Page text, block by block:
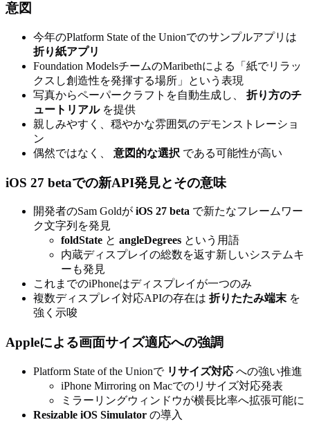
意図
今年のPlatform State of the Unionでのサンプルアプリは
折り紙アプリ
Foundation ModelsチームのMaribethによる「紙でリラッ
クスし創造性を発揮する場所」という表現
写真からペーパークラフトを自動生成し、 折り方のチ
ュートリアルを提供
親しみやすく、穏やかな雰囲気のデモンストレーショ
ン
偶然ではなく、 意図的な選択 である可能性が高い
iOS 27 betaでの新API発見とその意味
開発者のSam Goldが iOS 27 beta で新たなフレームワー
ク文字列を発見
foldState と angleDegrees という用語
内蔵ディスプレイの総数を返す新しいシステムキ
ーも発見
これまでのiPhoneはディスプレイが一つのみ
複数ディスプレイ対応APIの存在は 折りたたみ端末 を
強く示唆
Appleによる画面サイズ適応への強調
Platform State of the Unionで リサイズ対応 への強い推進
iPhone Mirroring on Macでのリサイズ対応発表
ミラーリングウィンドウが横長比率へ拡張可能に
Resizable iOS Simulator の導入